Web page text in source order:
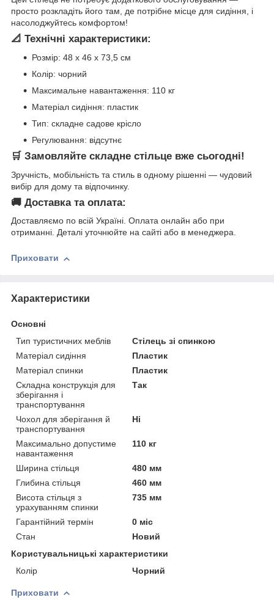
просто розкладіть його там, де потрібне місце для сидіння, і
насолоджуйтесь комфортом!
📐 Технічні характеристики:
Розмір: 48 x 46 x 73,5 см
Колір: чорний
Максимальне навантаження: 110 кг
Матеріал сидіння: пластик
Тип: складне садове крісло
Регулювання: відсутнє
🛒 Замовляйте складне стільце вже сьогодні!
Зручність, мобільність та стиль в одному рішенні — чудовий
вибір для дому та відпочинку.
🚚 Доставка та оплата:
Доставляємо по всій Україні. Оплата онлайн або при
отриманні. Деталі уточнюйте на сайті або в менеджера.
Приховати
Характеристики
Основні
Тип туристичних меблів
Стілець зі спинкою
Матеріал сидіння
Пластик
Матеріал спинки
Пластик
Складна конструкція для
зберігання і
транспортування
Так
Чохол для зберігання й
транспортування
Ні
Максимально допустиме
навантаження
110 кг
Ширина стільця
480 мм
Глибина стільця
460 мм
Висота стільця з
урахуванням спинки
735 мм
Гарантійний термін
0 міс
Стан
Новий
Користувальницькі характеристики
Колір
Чорний
Приховати